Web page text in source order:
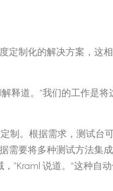
定制化的解决方案，这
释道。“我们的工作是
制。根据需求，测试台
要将多种测试方法集
说道。“这种自